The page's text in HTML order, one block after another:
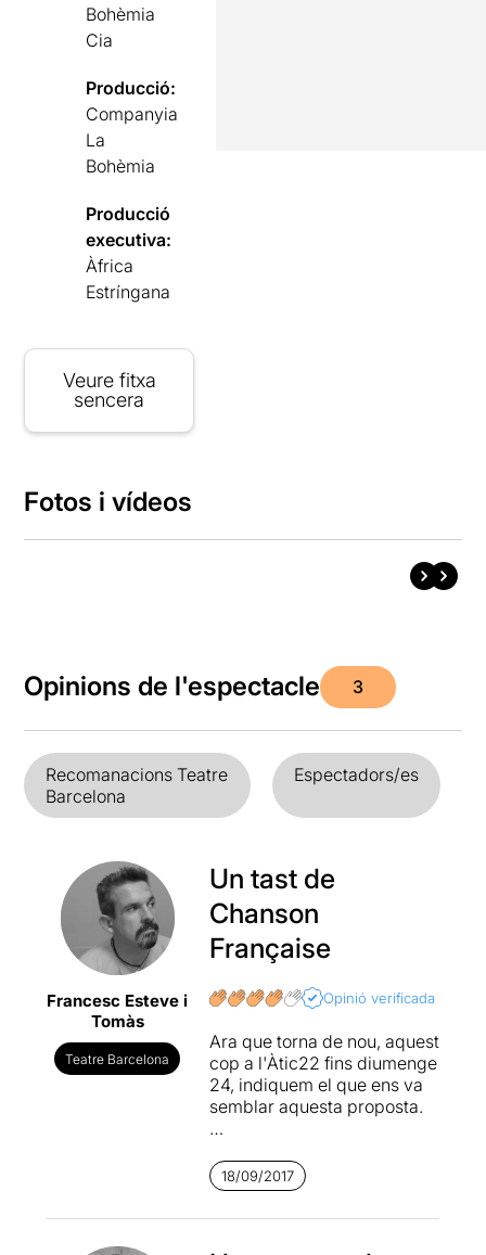
Bohèmia
Cia
Producció:
Companyia
La
Bohèmia
Producció
executiva:
Àfrica
Estríngana
Veure fitxa
sencera
Fotos i vídeos
Opinions de l'espectacle 3
Recomanacions Teatre
Barcelona
Espectadors/es
Francesc Esteve i
Tomàs
Teatre Barcelona
Un tast de
Chanson
Française
Opinió verificada
Ara que torna de nou, aquest
cop a l'Àtic22 fins diumenge
24, indiquem el que ens va
semblar aquesta proposta.
proposta a sala Palau i
Fabre de La Seca – Espai
Brossa. Comencem dient
18/09/2017